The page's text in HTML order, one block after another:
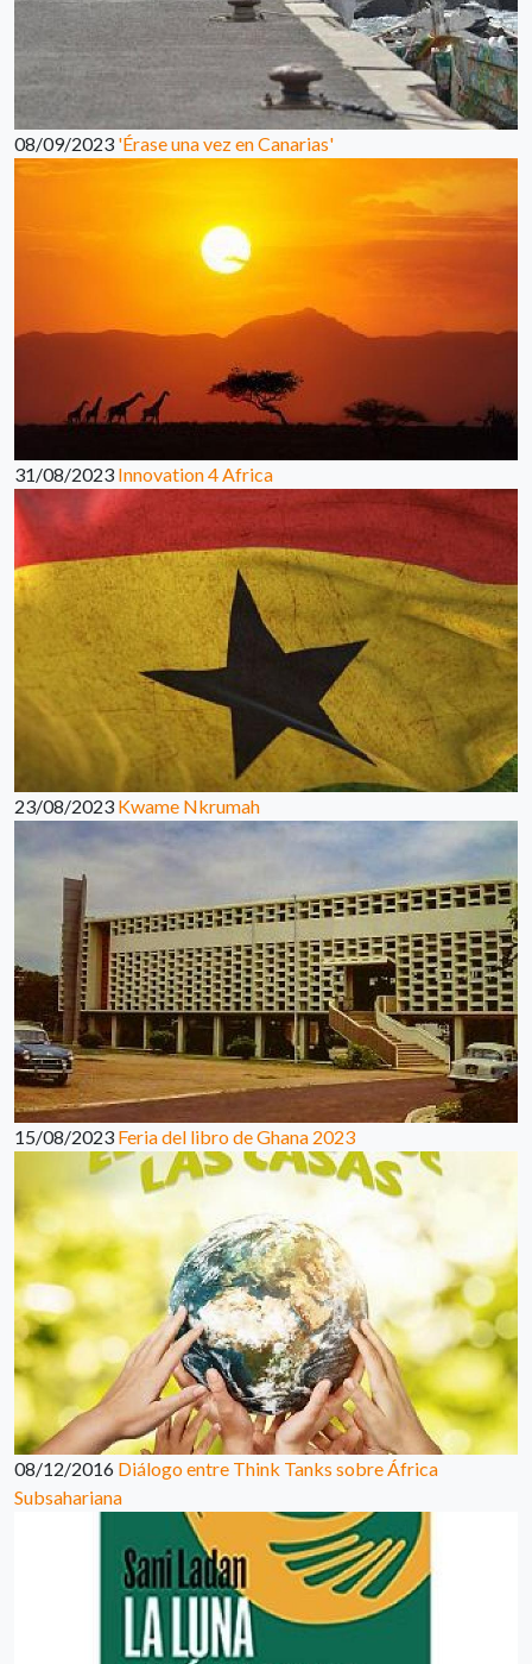
08/09/2023 'Érase una vez en Canarias'
31/08/2023 Innovation 4 Africa
23/08/2023 Kwame Nkrumah
15/08/2023 Feria del libro de Ghana 2023
08/12/2016 Diálogo entre Think Tanks sobre África
Subsahariana